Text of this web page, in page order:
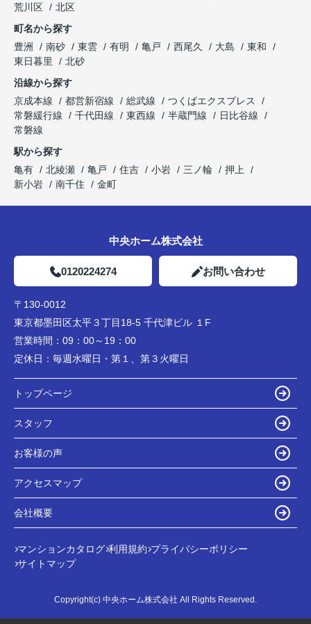
荒川区
北区
町名から探す
豊洲
南砂 東雲 有明 亀戸 西尾久 大島
東和
東日暮里
北砂
沿線から探す
京成本線
都営新宿線 総武線
つくばエクスプレス
常磐緩行線
千代田線 東西線 半蔵門線
日比谷線
常磐線
駅から探す
亀有
北綾瀬 亀戸 住吉 小岩 三ノ輪
押上
新小岩
南千住 金町
中央ホーム株式会社
0120224274 お問い合わせ
〒130-0012
東京都墨田区太平３丁目18-5 千代津ビル １F
営業時間： 09：00～19：00
定休日： 毎週水曜日・第１、第３火曜日
トップページ
スタッフ
お客様の声
アクセスマップ
会社概要
マンションカタログ 利用規約 プライバシーポリシー
サイトマップ
Copyright(c) 中央ホーム株式会社 All Rights Reserved.